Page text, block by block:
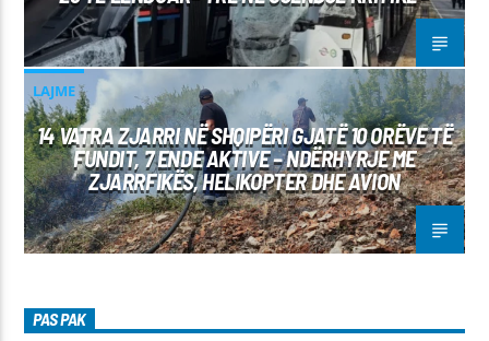
LAJME
14 VATRA ZJARRI NË SHQIPËRI GJATË 10 ORËVE TË
FUNDIT, 7 ENDE AKTIVE – NDËRHYRJE ME
ZJARRFIKËS, HELIKOPTER DHE AVION
PAS PAK